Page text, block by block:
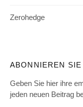
Zerohedge
ABONNIEREN
Geben Sie hier ihre
jeden neuen Beitrag